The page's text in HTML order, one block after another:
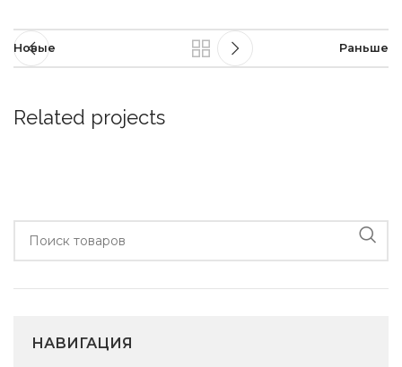
Новые Раньше
Related projects
НАВИГАЦИЯ